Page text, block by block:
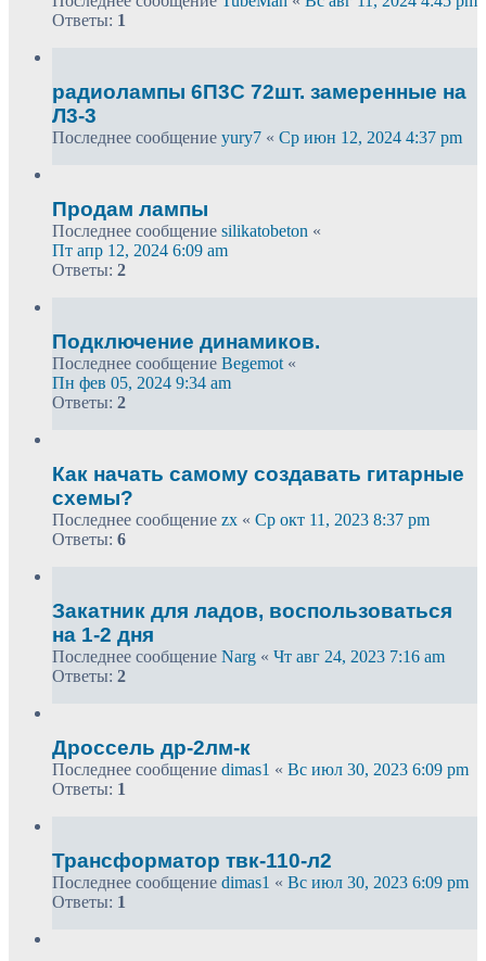
Ответы: 1
радиолампы 6П3С 72шт. замеренные на
Л3-3
Последнее сообщение yury7 « Ср июн 12, 2024 4:37 pm
Продам лампы
Последнее сообщение silikatobeton «
Пт апр 12, 2024 6:09 am
Ответы: 2
Подключение динамиков.
Последнее сообщение Begemot «
Пн фев 05, 2024 9:34 am
Ответы: 2
Как начать самому создавать гитарные
схемы?
Последнее сообщение zx « Ср окт 11, 2023 8:37 pm
Ответы: 6
Закатник для ладов, воспользоваться
на 1-2 дня
Последнее сообщение Narg « Чт авг 24, 2023 7:16 am
Ответы: 2
Дроссель др-2лм-к
Последнее сообщение dimas1 « Вс июл 30, 2023 6:09 pm
Ответы: 1
Трансформатор твк-110-л2
Последнее сообщение dimas1 « Вс июл 30, 2023 6:09 pm
Ответы: 1